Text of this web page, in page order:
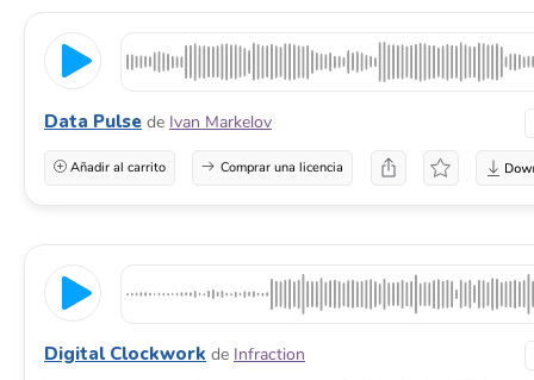
Data Pulse de Ivan Markelov
Añadir al carrito Comprar una licencia
Digital Clockwork de Infraction